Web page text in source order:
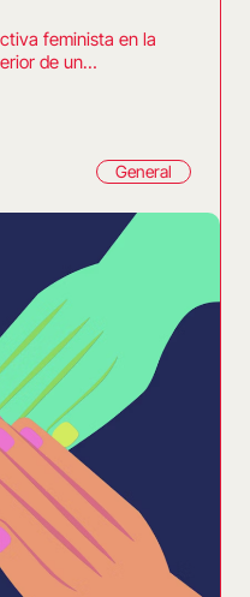
feminista en la
de un…
General